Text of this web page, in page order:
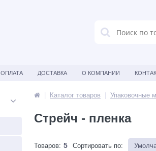
ОПЛАТА ДОСТАВКА О КОМПАНИИ
Каталог товаров Упаковочные
Стрейч - пленка
Товаров: 5 Сортировать по: